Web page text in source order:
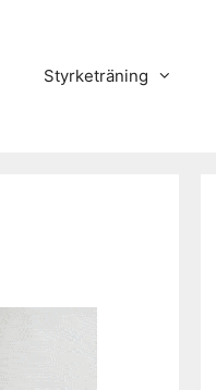
Styrketräning